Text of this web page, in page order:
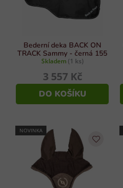
ů
Bederní deka BACK ON
TRACK Sammy - černá 155
Skladem (1 ks)
3 557 Kč
DO KOŠÍKU
NOVINKA